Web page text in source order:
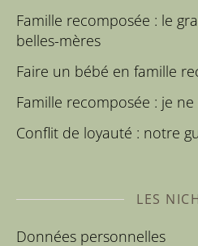
Famille recomposée : le
belles-mères
Faire un bébé en famille
Famille recomposée : je
Conflit de loyauté : notre
LES
Données personnelles